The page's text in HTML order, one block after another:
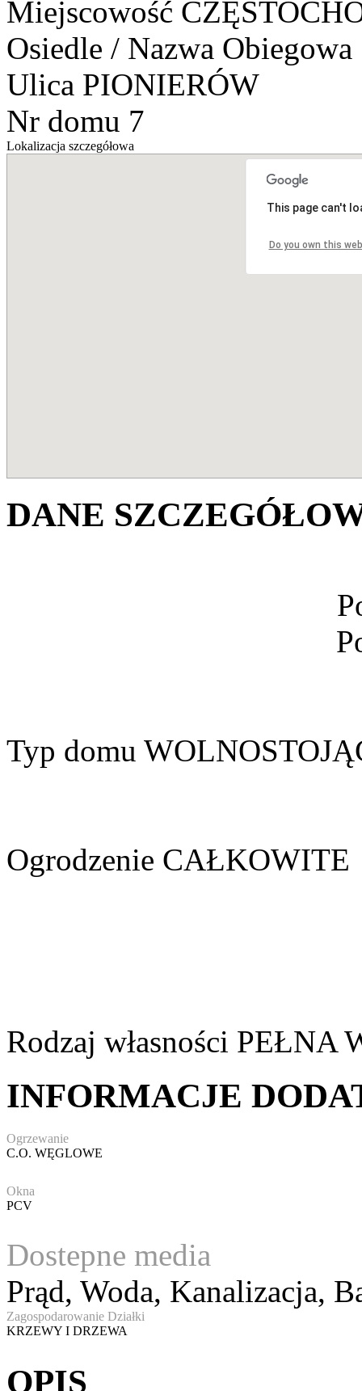
Miejscowość
Osiedle / Nazwa Obiegowa
Ulica PIONIERÓW
Nr domu 7
Lokalizacja szczegółowa
This page can't
Do you own this
DANE
Typ domu
Ogrodzenie CAŁKOWITE
Rodzaj własności PEŁNA
INFORMACJE
Ogrzewanie
C.O. WĘGLOWE
Okna
PCV
Dostepne media
Prąd, Woda, Kanalizacja,
Zagospodarowanie Działki
KRZEWY I DRZEWA
OPIS